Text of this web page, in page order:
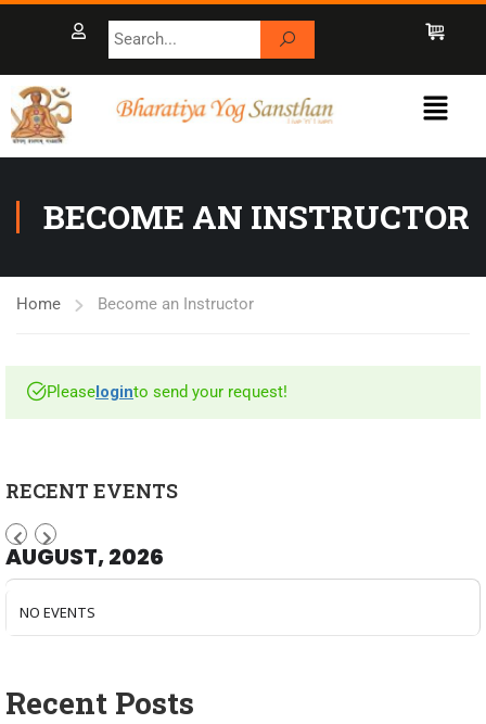
BECOME AN INSTRUCTOR
Home Become an Instructor
Pleaseloginto send your request!
RECENT EVENTS
AUGUST, 2026
NO EVENTS
Recent Posts